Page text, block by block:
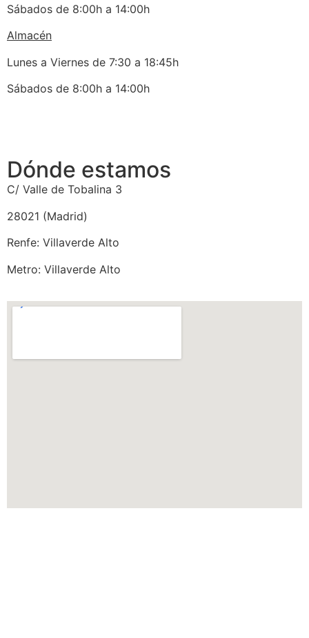
Sábados de 8:00h a 14:00h
Almacén
Lunes a Viernes de 7:30 a 18:45h
Sábados de 8:00h a 14:00h
Dónde estamos
C/ Valle de Tobalina 3
28021 (Madrid)
Renfe: Villaverde Alto
Metro: Villaverde Alto